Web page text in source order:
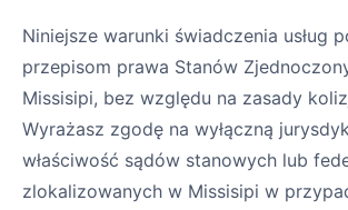
Niniejsze warunki świadczenia usług
przepisom prawa Stanów
Missisipi, bez względu na zasady
Wyrażasz zgodę na wyłączną
właściwość sądów stanowych lub
zlokalizowanych w Missisipi w